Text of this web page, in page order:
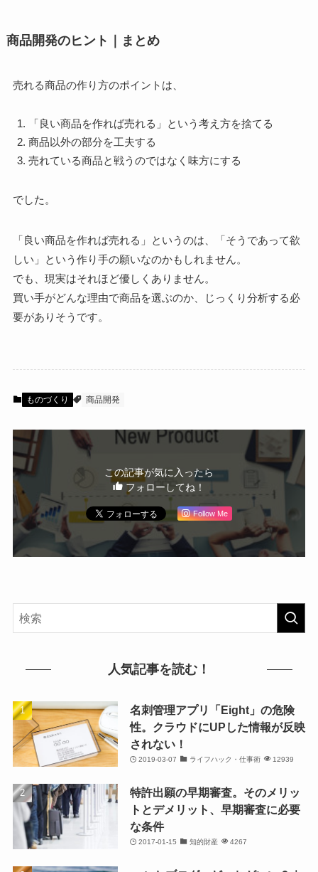
商品開発のヒント｜まとめ
売れる商品の作り方のポイントは、
「良い商品を作れば売れる」という考え方を捨てる
商品以外の部分を工夫する
売れている商品と戦うのではなく味方にする
でした。
「良い商品を作れば売れる」というのは、「そうであって欲
しい」という作り手の願いなのかもしれません。
でも、現実はそれほど優しくありません。
買い手がどんな理由で商品を選ぶのか、じっくり分析する必
要がありそうです。
ものづくり 商品開発
この記事が気に入ったら
フォローしてね！
Follow Me
人気記事を読む！
名刺管理アプリ「Eight」の危険
性。クラウドにUPした情報が反映
されない！
2019-03-07 ライフハック・仕事術 12939
特許出願の早期審査。そのメリッ
トとデメリット、早期審査に必要
な条件
2017-01-15 知的財産 4267